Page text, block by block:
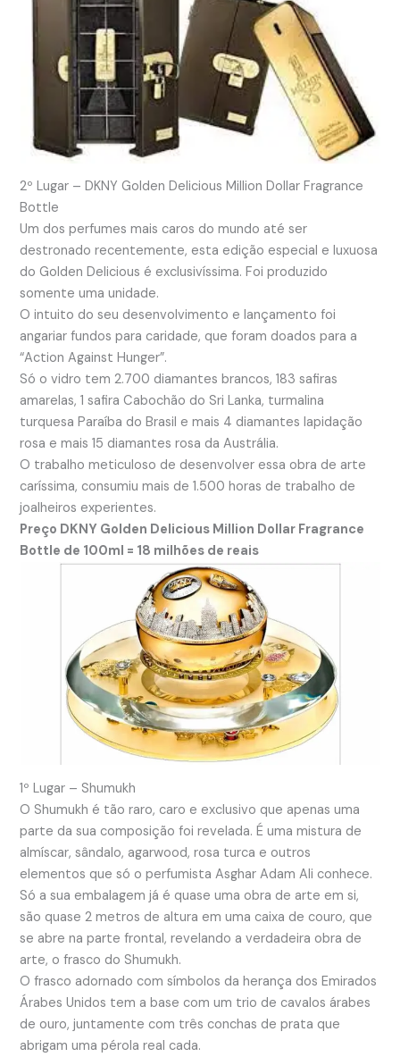
2º Lugar – DKNY Golden Delicious Million Dollar Fragrance
Bottle
Um dos perfumes mais caros do mundo até ser
destronado recentemente, esta edição especial e luxuosa
do Golden Delicious é exclusivíssima. Foi produzido
somente uma unidade.
O intuito do seu desenvolvimento e lançamento foi
angariar fundos para caridade, que foram doados para a
“Action Against Hunger”.
Só o vidro tem 2.700 diamantes brancos, 183 safiras
amarelas, 1 safira Cabochão do Sri Lanka, turmalina
turquesa Paraíba do Brasil e mais 4 diamantes lapidação
rosa e mais 15 diamantes rosa da Austrália.
O trabalho meticuloso de desenvolver essa obra de arte
caríssima, consumiu mais de 1.500 horas de trabalho de
joalheiros experientes.
Preço DKNY Golden Delicious Million Dollar Fragrance
Bottle de 100ml = 18 milhões de reais
1º Lugar – Shumukh
O Shumukh é tão raro, caro e exclusivo que apenas uma
parte da sua composição foi revelada. É uma mistura de
almíscar, sândalo, agarwood, rosa turca e outros
elementos que só o perfumista Asghar Adam Ali conhece.
Só a sua embalagem já é quase uma obra de arte em si,
são quase 2 metros de altura em uma caixa de couro, que
se abre na parte frontal, revelando a verdadeira obra de
arte, o frasco do Shumukh.
O frasco adornado com símbolos da herança dos Emirados
Árabes Unidos tem a base com um trio de cavalos árabes
de ouro, juntamente com três conchas de prata que
abrigam uma pérola real cada.